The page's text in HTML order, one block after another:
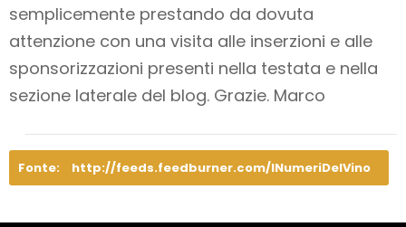
semplicemente prestando da dovuta
attenzione con una visita alle inserzioni e alle
sponsorizzazioni presenti nella testata e nella
sezione laterale del blog. Grazie. Marco
Fonte: http://feeds.feedburner.com/INumeriDelVino